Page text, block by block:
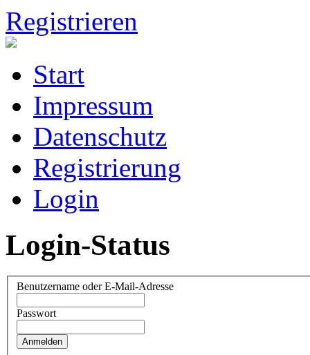
Registrieren
Start
Impressum
Datenschutz
Registrierung
Login
Login-Status
Benutzername oder E-Mail-Adresse
Passwort